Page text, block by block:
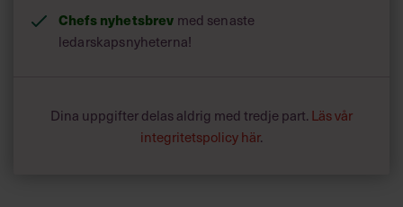
Chefs nyhetsbrev med senaste
ledarskapsnyheterna!
Dina uppgifter delas aldrig med tredje part. Läs vår
integritetspolicy här.